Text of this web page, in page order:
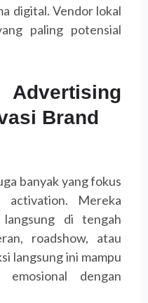
digital. Vendor lokal
paling potensial
Brand
banyak yang fokus
Mereka
di tengah
roadshow, atau
langsung ini mampu
emosional dengan